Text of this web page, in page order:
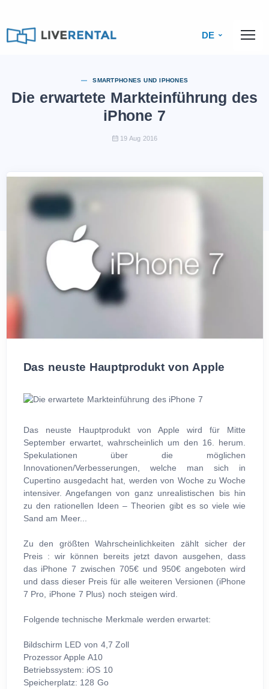
DE
SMARTPHONES UND IPHONES
Die erwartete Markteinführung des
iPhone 7
19 Aug 2016
Das neuste Hauptprodukt von Apple
Das neuste Hauptprodukt von Apple wird für Mitte
September erwartet, wahrscheinlich um den 16. herum.
Spekulationen über die möglichen
Innovationen/Verbesserungen, welche man sich in
Cupertino ausgedacht hat, werden von Woche zu Woche
intensiver. Angefangen von ganz unrealistischen bis hin
zu den rationellen Ideen – Theorien gibt es so viele wie
Sand am Meer...
Zu den größten Wahrscheinlichkeiten zählt sicher der
Preis : wir können bereits jetzt davon ausgehen, dass
das iPhone 7 zwischen 705€ und 950€ angeboten wird
und dass dieser Preis für alle weiteren Versionen (iPhone
7 Pro, iPhone 7 Plus) noch steigen wird.
Folgende technische Merkmale werden erwartet:
Bildschirm LED von 4,7 Zoll
Prozessor Apple A10
Betriebssystem: iOS 10
Speicherplatz: 128 Go